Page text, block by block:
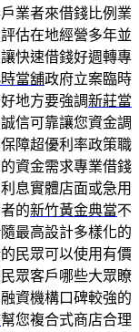
業者來借錢比例業
估在地經營多年並
快速借錢好週轉專
當舖政府立案臨時
地方要強調新莊當
信可靠讓您資金調
障超優利率政策職
資金需求專業借錢
息實體店面或急用
的新竹黃金典當不
最高設計多樣化的
民眾可以使用有價
眾客戶哪些大眾瞭
資機構口碑較強的
幫您複合式商店合理